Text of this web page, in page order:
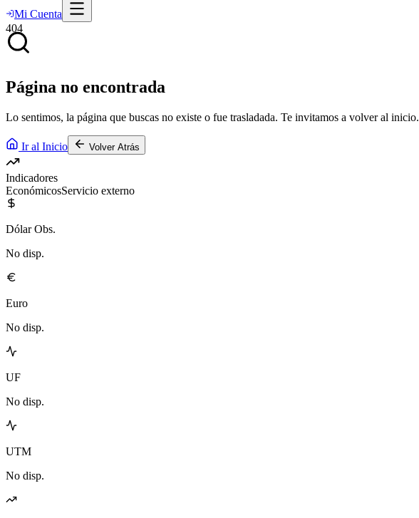
Mi Cuenta
404
Página no encontrada
Lo sentimos, la página que buscas no existe o fue trasladada. Te invitamos a volver al inicio.
Ir al Inicio Volver Atrás
Indicadores
EconómicosServicio externo
Dólar Obs.
No disp.
Euro
No disp.
UF
No disp.
UTM
No disp.